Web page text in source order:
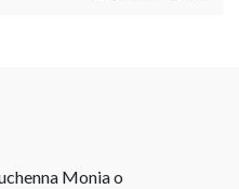
Monia o